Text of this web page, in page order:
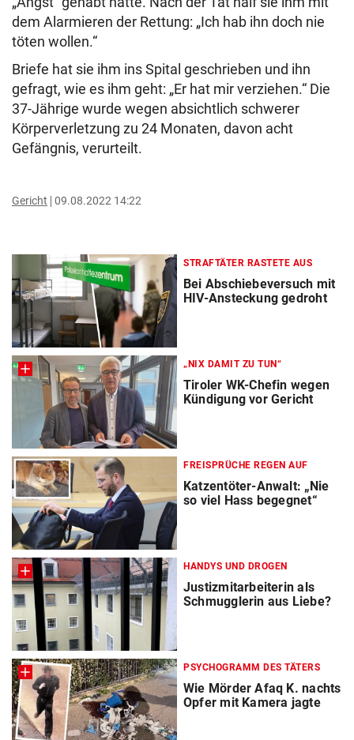
dem Alarmieren der Rettung: „Ich hab ihn doch nie
töten wollen.“
Briefe hat sie ihm ins Spital geschrieben und ihn
gefragt, wie es ihm geht: „Er hat mir verziehen.“ Die
37-Jährige wurde wegen absichtlich schwerer
Körperverletzung zu 24 Monaten, davon acht
Gefängnis, verurteilt.
Gericht 09.08.2022 14:22
STRAFTÄTER RASTETE AUS
Bei Abschiebeversuch mit
HIV-Ansteckung gedroht
„NIX DAMIT ZU TUN“
Tiroler WK-Chefin wegen
Kündigung vor Gericht
FREISPRÜCHE REGEN AUF
Katzentöter-Anwalt: „Nie
so viel Hass begegnet“
HANDYS UND DROGEN
Justizmitarbeiterin als
Schmugglerin aus Liebe?
PSYCHOGRAMM DES TÄTERS
Wie Mörder Afaq K. nachts
Opfer mit Kamera jagte